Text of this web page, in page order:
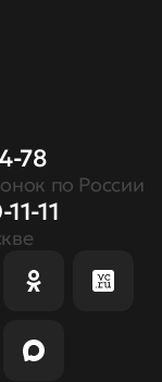
78
по России
11